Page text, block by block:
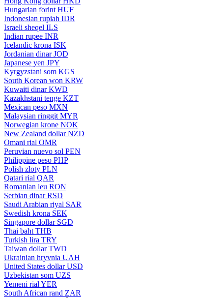
Hungarian forint HUF
Indonesian rupiah IDR
Israeli sheqel ILS
Indian rupee INR
Icelandic krona ISK
Jordanian dinar JOD
Japanese yen JPY
Kyrgyzstani som KGS
South Korean won KRW
Kuwaiti dinar KWD
Kazakhstani tenge KZT
Mexican peso MXN
Malaysian ringgit MYR
Norwegian krone NOK
New Zealand dollar NZD
Omani rial OMR
Peruvian nuevo sol PEN
Philippine peso PHP
Polish zloty PLN
Qatari rial QAR
Romanian leu RON
Serbian dinar RSD
Saudi Arabian riyal SAR
Swedish krona SEK
Singapore dollar SGD
Thai baht THB
Turkish lira TRY
Taiwan dollar TWD
Ukrainian hryvnia UAH
United States dollar USD
Uzbekistan som UZS
Yemeni rial YER
South African rand ZAR